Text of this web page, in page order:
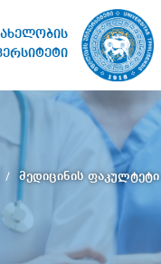
მედიცინის ფაკულტეტი